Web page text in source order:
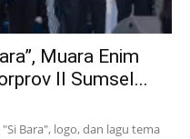
Muara Enim
II Sumsel...
"Si Bara", logo, dan lagu tema